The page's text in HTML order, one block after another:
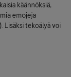
käännöksiä,
emojeja
). Lisäksi tekoälyä voi